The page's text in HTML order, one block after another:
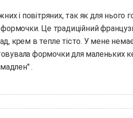
формочки. Це традиційний
крем в тепле тісто. У мене
формочки для маленьких
.